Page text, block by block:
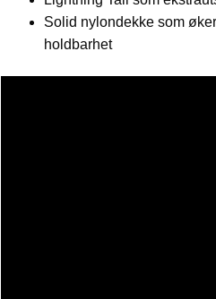
Solid nylondekke som
holdbarhet